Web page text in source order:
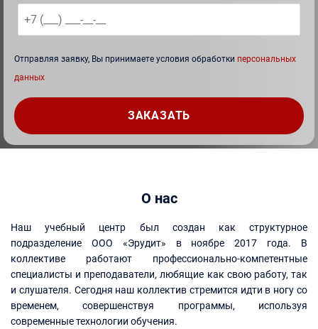
Отправляя заявку, Вы принимаете условия обработки персональных
данных
О нас
Наш учебный центр был создан как структурное
подразделение ООО «Эрудит» в ноябре 2017 года. В
коллективе работают профессионально-компетентные
специалисты и преподаватели, любящие как свою работу, так
и слушателя. Сегодня наш коллектив стремится идти в ногу со
временем, совершенствуя программы, используя
современные технологии обучения.